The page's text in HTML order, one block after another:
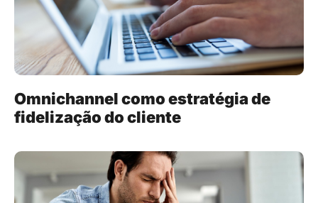
Omnichannel como estratégia de
fidelização do cliente